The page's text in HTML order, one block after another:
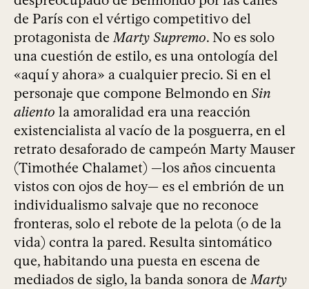
de París con el vértigo competitivo del
protagonista deMarty Supremo. No es solo
una cuestión de estilo, es una ontología del
«aquí y ahora» a cualquier precio. Si en el
personaje que compone Belmondo en Sin
aliento la amoralidad era una reacción
existencialista al vacío de la posguerra, en el
retrato desaforado de campeón Marty Mauser
(Timothée Chalamet) —los años cincuenta
vistos con ojos de hoy— es el embrión de un
individualismo salvaje que no reconoce
fronteras, solo el rebote de la pelota (o de la
vida) contra la pared. Resulta sintomático
que, habitando una puesta en escena de
mediados de siglo, la banda sonora deMarty